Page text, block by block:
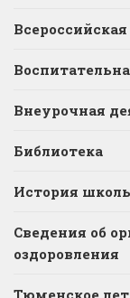
Внеурочная
Библиотека
История
Сведения об
оздоровления
Тюменское